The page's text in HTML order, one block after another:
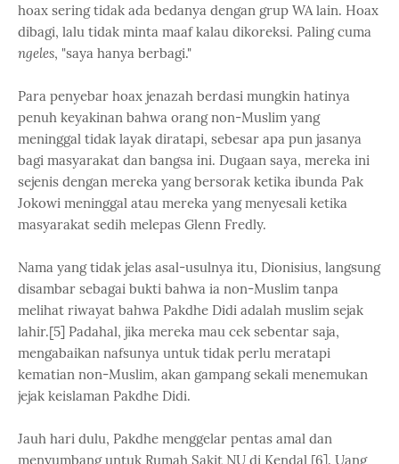
hoax sering tidak ada bedanya dengan grup WA lain. Hoax
dibagi, lalu tidak minta maaf kalau dikoreksi. Paling cuma
ngeles, "saya hanya berbagi."
Para penyebar hoax jenazah berdasi mungkin hatinya
penuh keyakinan bahwa orang non-Muslim yang
meninggal tidak layak diratapi, sebesar apa pun jasanya
bagi masyarakat dan bangsa ini. Dugaan saya, mereka ini
sejenis dengan mereka yang bersorak ketika ibunda Pak
Jokowi meninggal atau mereka yang menyesali ketika
masyarakat sedih melepas Glenn Fredly.
Nama yang tidak jelas asal-usulnya itu, Dionisius, langsung
disambar sebagai bukti bahwa ia non-Muslim tanpa
melihat riwayat bahwa Pakdhe Didi adalah muslim sejak
lahir.[5] Padahal, jika mereka mau cek sebentar saja,
mengabaikan nafsunya untuk tidak perlu meratapi
kematian non-Muslim, akan gampang sekali menemukan
jejak keislaman Pakdhe Didi.
Jauh hari dulu, Pakdhe menggelar pentas amal dan
menyumbang untuk Rumah Sakit NU di Kendal [6]. Uang